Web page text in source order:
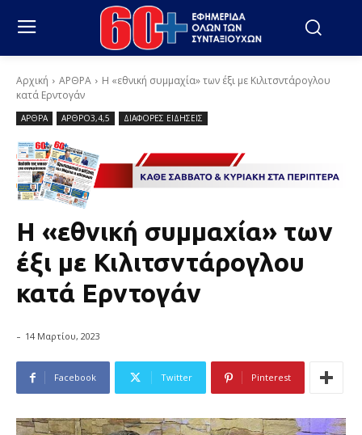
Αρχική ΑΡΘΡΑ
Η «εθνική συμμαχία» των έξι με Κιλιτσντάρογλου
κατά Ερντογάν
ΑΡΘΡΑ ΑΡΘΡΟ3,4,5 ΔΙΑΦΟΡΕΣ ΕΙΔΗΣΕΙΣ
Η «εθνική συμμαχία» των
έξι με Κιλιτσντάρογλου
κατά Ερντογάν
- 14 Μαρτίου, 2023
Facebook Twitter Pinterest